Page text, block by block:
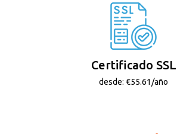
Certificado SSL
desde: €55.61/año